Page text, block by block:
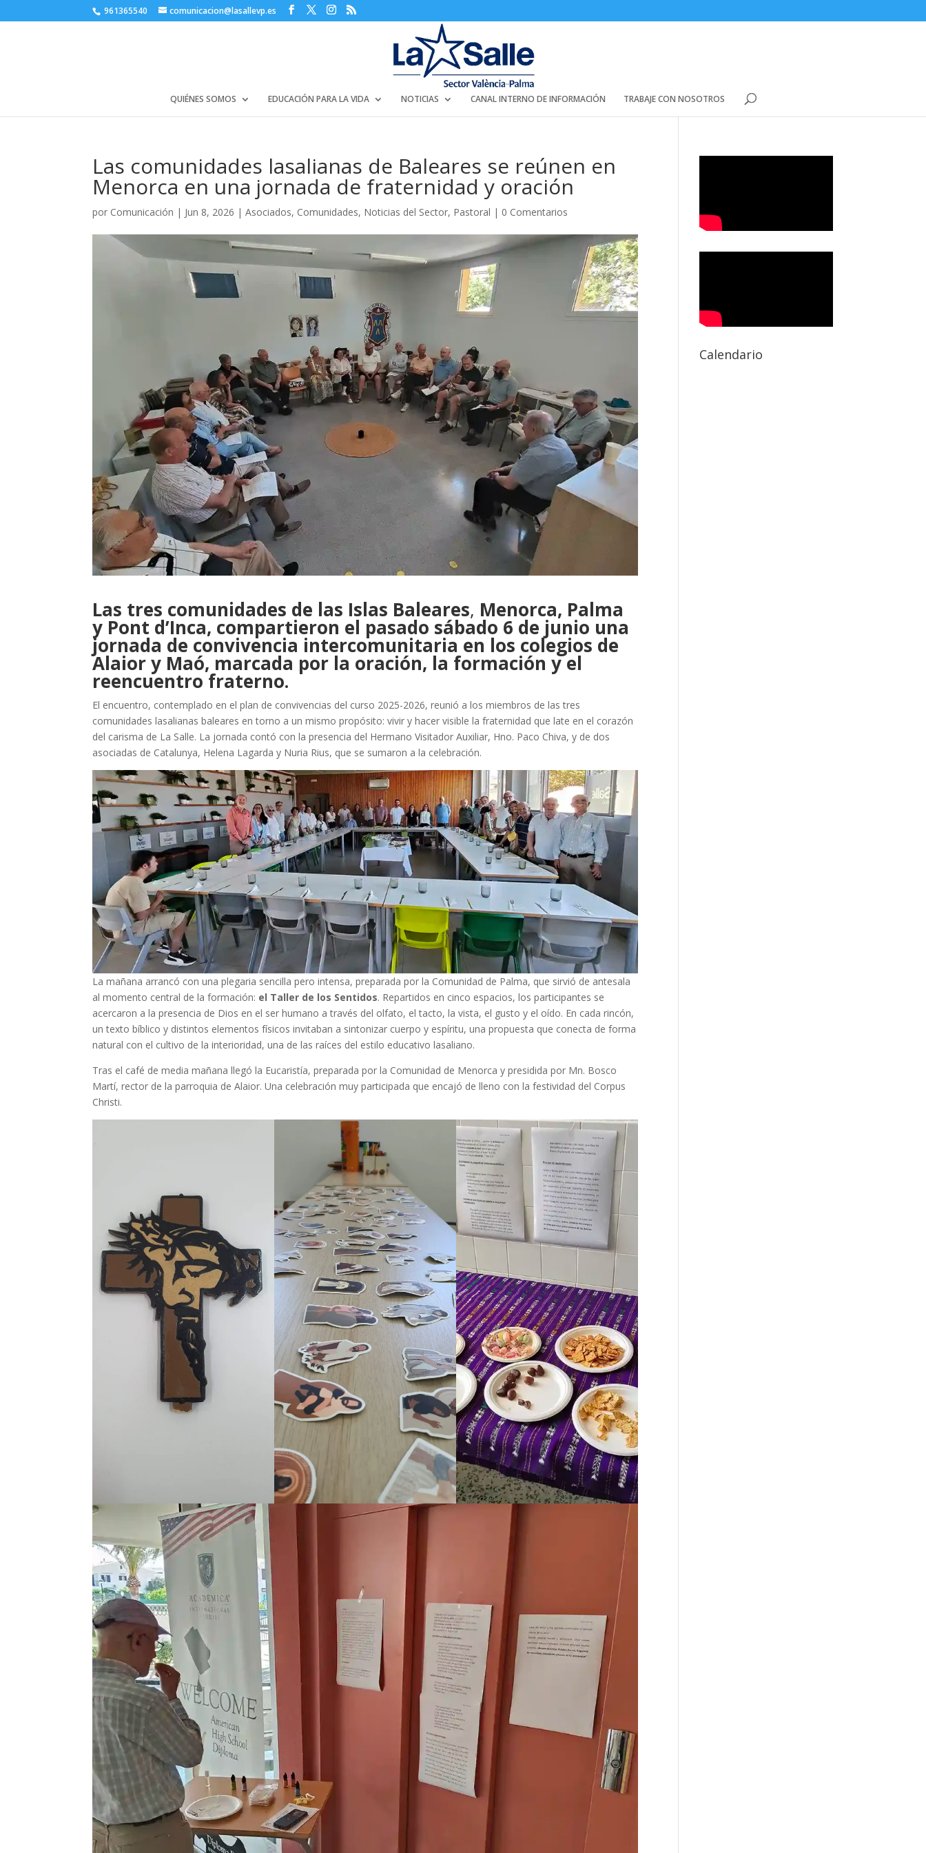
961365540 comunicacion@lasallevp.es
QUIÉNES SOMOS EDUCACIÓN PARA LA VIDA NOTICIAS CANAL INTERNO DE INFORMACIÓN TRABAJE CON NOSOTROS
Las comunidades lasalianas de Baleares se reúnen en
Menorca en una jornada de fraternidad y oración
por Comunicación | Jun 8, 2026 |Asociados, Comunidades, Noticias del Sector, Pastoral | 0 Comentarios
Las tres comunidades de las Islas Baleares, Menorca, Palma
y Pont d’Inca, compartieron el pasado sábado 6 de junio una
jornada de convivencia intercomunitaria en los colegios de
Alaior y Maó, marcada por la oración, la formación y el
reencuentro fraterno.
El encuentro, contemplado en el plan de convivencias del curso 2025-2026, reunió a los miembros de las tres
comunidades lasalianas baleares en torno a un mismo propósito: vivir y hacer visible la fraternidad que late en el corazón
del carisma de La Salle. La jornada contó con la presencia del Hermano Visitador Auxiliar, Hno. Paco Chiva, y de dos
asociadas de Catalunya, Helena Lagarda y Nuria Rius, que se sumaron a la celebración.
La mañana arrancó con una plegaria sencilla pero intensa, preparada por la Comunidad de Palma, que sirvió de antesala
al momento central de la formación: el Taller de los Sentidos. Repartidos en cinco espacios, los participantes se
acercaron a la presencia de Dios en el ser humano a través del olfato, el tacto, la vista, el gusto y el oído. En cada rincón,
un texto bíblico y distintos elementos físicos invitaban a sintonizar cuerpo y espíritu, una propuesta que conecta de forma
natural con el cultivo de la interioridad, una de las raíces del estilo educativo lasaliano.
Tras el café de media mañana llegó la Eucaristía, preparada por la Comunidad de Menorca y presidida por Mn. Bosco
Martí, rector de la parroquia de Alaior. Una celebración muy participada que encajó de lleno con la festividad del Corpus
Christi.
Calendario